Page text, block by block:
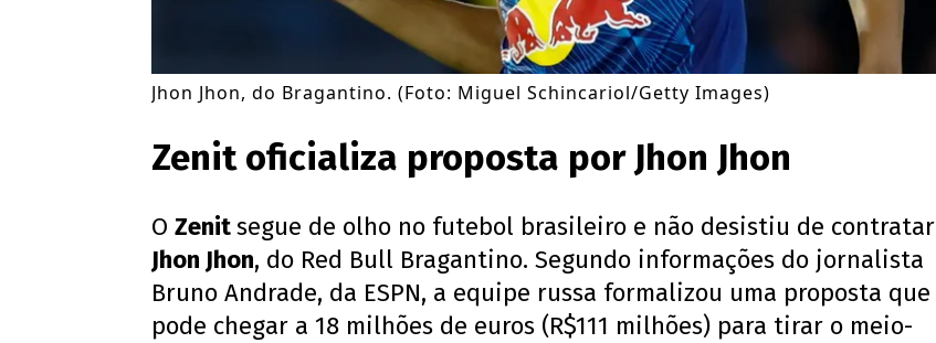
Jhon Jhon, do Bragantino. (Foto: Miguel Schincariol/Getty Images)
Zenit oficializa proposta por Jhon Jhon
O Zenitsegue de olho no futebol brasileiro e não desistiu de contratar
Jhon Jhon, do Red Bull Bragantino. Segundo informações do jornalista
Bruno Andrade, da ESPN, a equipe russa formalizou uma proposta que
pode chegar a 18 milhões de euros (R$111 milhões) para tirar o meio-